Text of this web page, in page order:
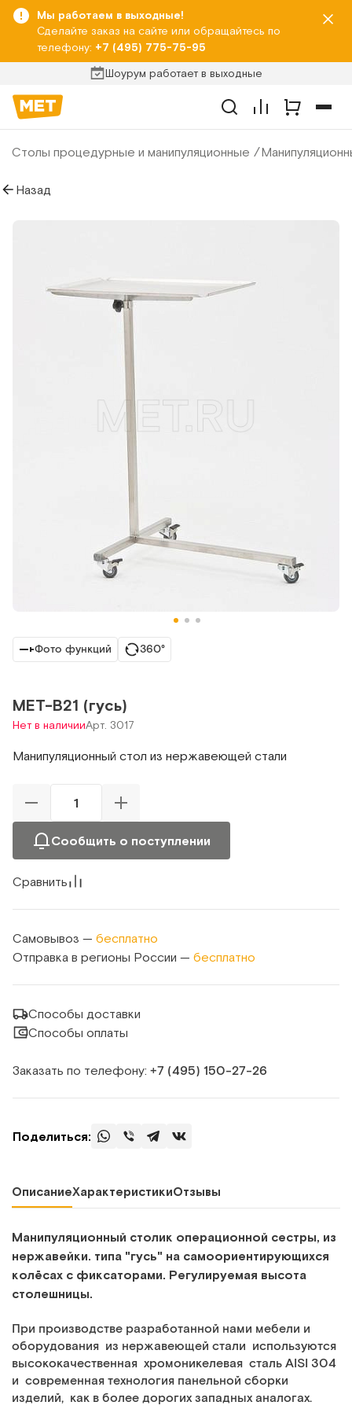
Мы работаем в выходные!
Сделайте заказ на сайте или обращайтесь по
телефону: +7 (495) 775-75-95
Шоурум работает в выходные
Столы процедурные и манипуляционные
Назад
Фото функций 360°
MET-B21 (гусь)
Нет в наличииАрт. 3017
Манипуляционный стол из нержавеющей стали
Сообщить о поступлении
Сравнить
Самовывоз — бесплатно
Отправка в регионы России — бесплатно
Способы доставки
Способы оплаты
Заказать по телефону: +7 (495) 150‑27‑26
Поделиться:
ОписаниеХарактеристикиОтзывы
Манипуляционный столик операционной сестры, из
нержавейки. типа "гусь" на самоориентирующихся
колёсах с фиксаторами. Регулируемая высота
столешницы.
При производстве разработанной нами мебели и
оборудования из нержавеющей стали используются
высококачественная хромоникелевая сталь AISI 304
и современная технология панельной сборки
изделий, как в более дорогих западных аналогах.